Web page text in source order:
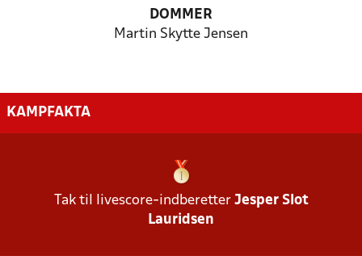
DOMMER
Martin Skytte Jensen
KAMPFAKTA
Tak til livescore-indberetter Jesper Slot
Lauridsen